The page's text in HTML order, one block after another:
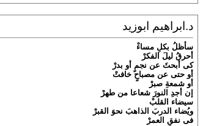
د.ابراهيم ابوزيد
سأظلُ بكلِ مساء
أحرق ليل الفكر
كى أبحث عن نجمٍ أو بدر
أو حتى عن مصباحخافت
أو شمعةِ صبرْ
إن أجدِ النورَ شعاعا من طهرْ
سيضاء القلبْ
ويُضاء الدرب الذاهب نحو القبر
فى نفقِ العمرْ